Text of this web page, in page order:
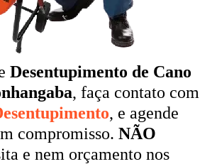
Desentupimento de Cano
, faça contato com
, e agende
compromisso. NÃO
e nem orçamento nos